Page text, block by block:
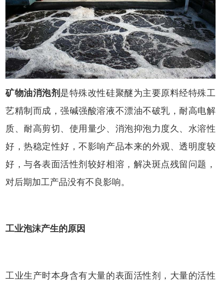
矿物油消泡剂 是特殊改性硅聚醚为主要原料经特殊工
艺精制而成，强碱强酸溶液不漂油不破乳，耐高电解
质、耐高剪切、使用量少、消泡抑泡力度久、水溶性
好，热稳定性好，不影响产品本来的外观、透明度较
好，与各表面活性剂较好相溶，解决斑点残留问题，
对后期加工产品没有不良影响。
工业泡沫产生的原因
工业生产时本身含有大量的表面活性剂，大量的活性